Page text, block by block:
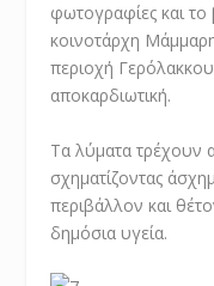
φωτογραφίες και το
κοινοτάρχη
περιοχή
αποκαρδιωτική.
Τα λύματα τρέχουν
σχηματίζοντας
περιβάλλον και
δημόσια υγεία.